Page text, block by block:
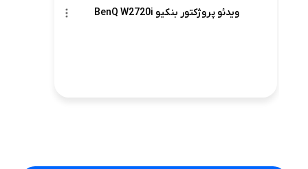
ویدئو پروژکتور بنکیو BenQ W2720i